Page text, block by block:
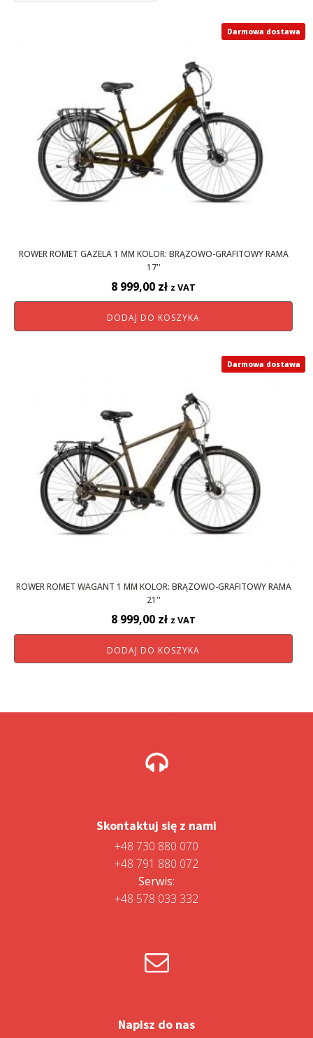
ROWER ROMET GAZELA 1 MM KOLOR: BRĄZOWO-GRAFITOWY RAMA
17''
8 999,00 zł z VAT
DODAJ DO KOSZYKA
Darmowa dostawa
ROWER ROMET WAGANT 1 MM KOLOR: BRĄZOWO-GRAFITOWY RAMA
21''
8 999,00 zł z VAT
DODAJ DO KOSZYKA
Darmowa dostawa
Skontaktuj się z nami
+48 730 880 070
+48 791 880 072
Serwis:
+48 578 033 332
Napisz do nas